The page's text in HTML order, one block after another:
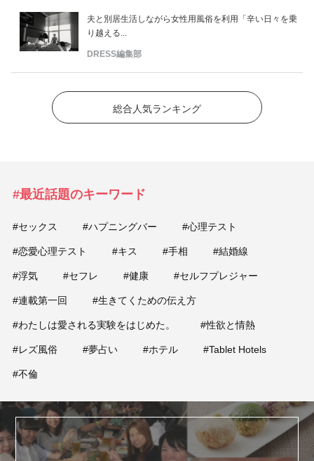
夫と別居生活しながら女性用風俗を利用「辛い日々を乗
り越える...
DRESS編集部
総合人気ランキング
#最近話題のキーワード
#セックス #ハプニングバー #心理テスト
#恋愛心理テスト #キス #手相 #結婚線
#浮気 #セフレ #健康 #セルフプレジャー
#連載第一回 #生きてくための伝え方
#わたしは愛される実験をはじめた。 #性欲と情熱
#レズ風俗 #夢占い #ホテル #Tablet Hotels
#不倫